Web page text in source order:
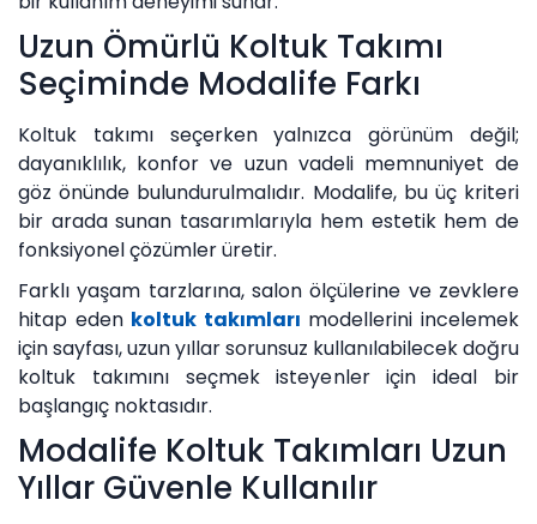
Uzun Ömürlü Koltuk Takımı
Seçiminde Modalife Farkı
Koltuk takımı seçerken yalnızca görünüm değil;
dayanıklılık, konfor ve uzun vadeli memnuniyet de
göz önünde bulundurulmalıdır. Modalife, bu üç kriteri
bir arada sunan tasarımlarıyla hem estetik hem de
fonksiyonel çözümler üretir.
Farklı yaşam tarzlarına, salon ölçülerine ve zevklere
hitap eden koltuk takımları modellerini incelemek
için sayfası, uzun yıllar sorunsuz kullanılabilecek doğru
koltuk takımını seçmek isteyenler için ideal bir
başlangıç noktasıdır.
Modalife Koltuk Takımları Uzun
Yıllar Güvenle Kullanılır